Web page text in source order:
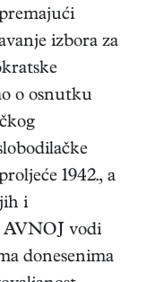
izbora za
o osnutku
1942., a
i
AVNOJ vodi
donesenima